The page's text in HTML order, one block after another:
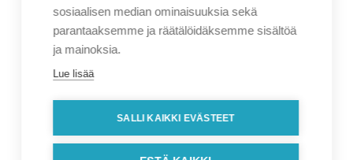
Sähköposti*
Puhelin*
Osoitetiedot
Lähiosoite
Postinumero
sosiaalisen median ominaisuuksia sekä
parantaaksemme ja räätälöidäksemme sisältöä
ja mainoksia.
Lue lisää
SALLI KAIKKI EVÄSTEET